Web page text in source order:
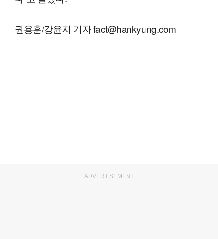
권용훈/강윤지 기자 fact@hankyung.com
ADVERTISEMENT